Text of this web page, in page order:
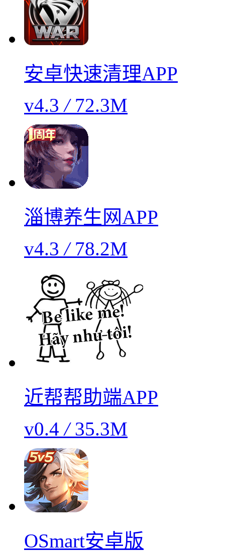
安卓快速清理APP
v4.3/72.3M
淄博养生网APP
v4.3/78.2M
近帮帮助端APP
v0.4/35.3M
OSmart安卓版